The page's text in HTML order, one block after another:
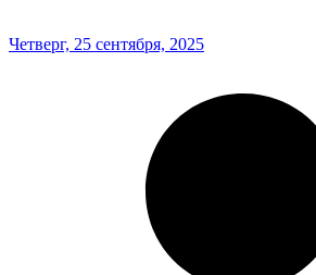
Четверг, 25 сентября, 2025